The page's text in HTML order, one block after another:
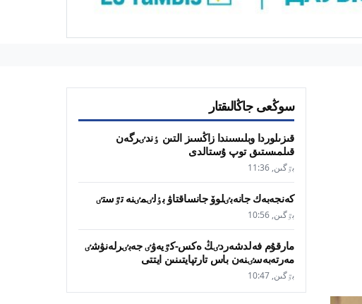
سوڭعى جاڭالىقتار
قىزىلوردا وبلىسىندا زاڭسىز التىن ٶندٸرگەن
قىلمىستىق توپ ۇستالدى
بٷگىن, 11:36
كەنجەبەك جانەبٸلوۆ جانساقتاۋ بٶلٸمٸنە تٷستٸ
بٷگىن, 10:56
مارقۇم فەلدشەردٸڭ ەكس-كٷيەۋٸ جەبٸرلەنۋشٸ
مەرتەبەسٸنەن باس تارتپايتىنىن ايتتى
بٷگىن, 10:47